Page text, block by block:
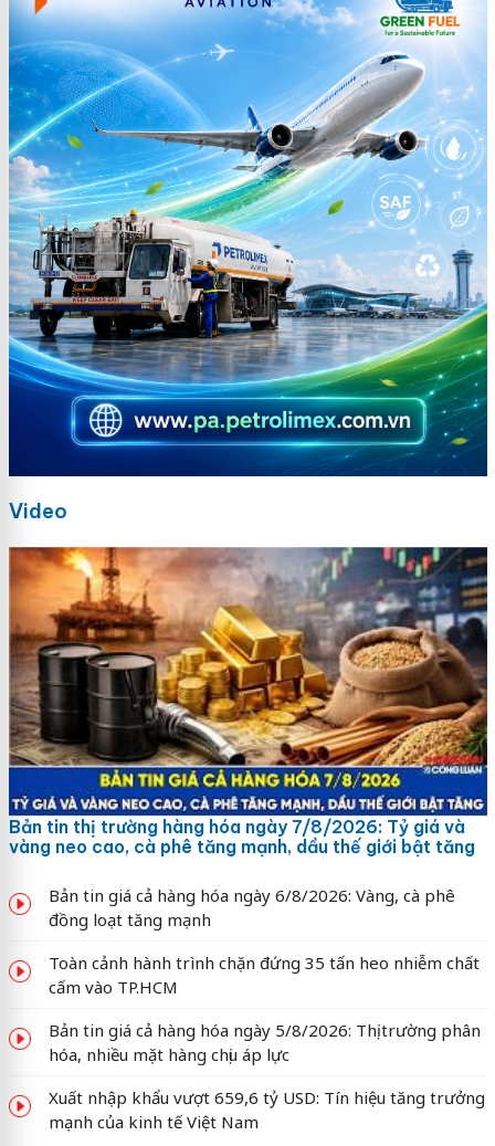
Video
Bản tin thị trường hàng hóa ngày 7/8/2026: Tỷ giá và
vàng neo cao, cà phê tăng mạnh, dầu thế giới bật tăng
Bản tin giá cả hàng hóa ngày 6/8/2026: Vàng, cà phê
đồng loạt tăng mạnh
Toàn cảnh hành trình chặn đứng 35 tấn heo nhiễm chất
cấm vào TP.HCM
Bản tin giá cả hàng hóa ngày 5/8/2026: Thị trường phân
hóa, nhiều mặt hàng chịu áp lực
Xuất nhập khẩu vượt 659,6 tỷ USD: Tín hiệu tăng trưởng
mạnh của kinh tế Việt Nam